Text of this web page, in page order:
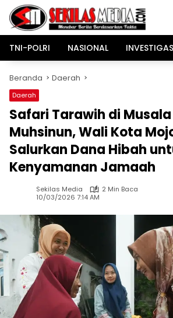
Langsung
konten
TNI-POLRI
NASIONAL
Beranda Daerah
Daerah
Safari Tarawih di Musala
Muhsinun, Wali Kota
Salurkan Dana Hibah
Kenyamanan Jamaah
Sekilas Media
2 Min Baca
10/03/2026 7:14 AM